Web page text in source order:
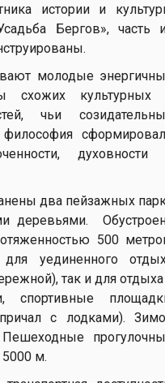
истории и
Бергов», часть
молодые
культурных
чьи
духовности
два пейзажных
деревьями.
500
уединенного
так и для отдыха
спортивные
с лодками).
м.